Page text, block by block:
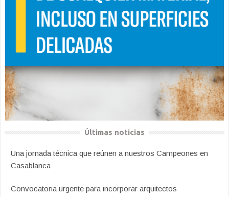
Últimas noticias
Una jornada técnica que reúnen a nuestros Campeones en
Casablanca
Convocatoria urgente para incorporar arquitectos